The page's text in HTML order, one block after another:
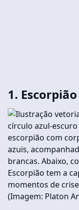
1. Escorpião
Escorpião tem a
momentos de
(Imagem: Platon